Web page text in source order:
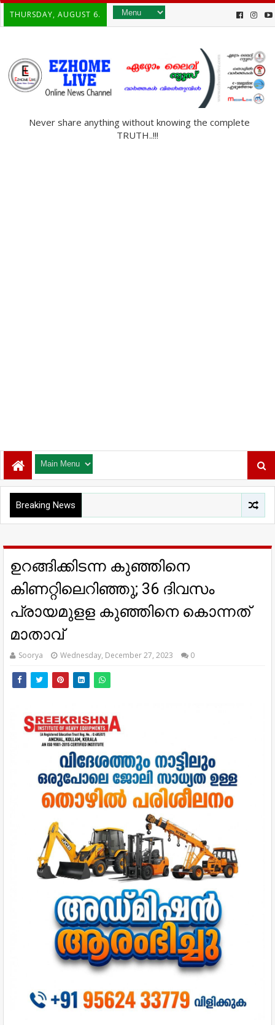
THURSDAY, AUGUST 6.
Never share anything without knowing the complete
TRUTH..!!!
Breaking News
ഉറങ്ങിക്കിടന്ന കുഞ്ഞിനെ
കിണറ്റിലെറിഞ്ഞു; 36 ദിവസം
പ്രായമുളള കുഞ്ഞിനെ കൊന്നത്
മാതാവ്
Soorya Wednesday, December 27, 2023 0